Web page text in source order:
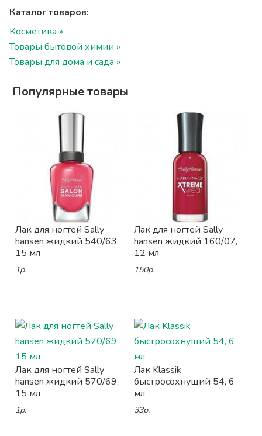
Каталог товаров:
Косметика »
Товары бытовой химии »
Товары для дома и сада »
Популярные товары
Лак для ногтей Sally
hansen жидкий 540/63,
15 мл
1р.
Лак для ногтей Sally
hansen жидкий 160/07,
12 мл
150р.
Лак для ногтей Sally
hansen жидкий 570/69,
15 мл
1р.
Лак Klassik
быстросохнущий 54, 6
мл
33р.